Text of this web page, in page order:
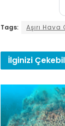
Tags: Aşırı Hava
İlginizi